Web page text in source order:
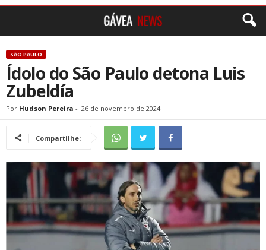
SÃO PAULO
Ídolo do São Paulo detona Luis
Zubeldía
Por Hudson Pereira - 26 de novembro de 2024
Compartilhe: